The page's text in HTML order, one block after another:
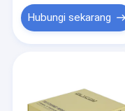
Hubungi sekarang